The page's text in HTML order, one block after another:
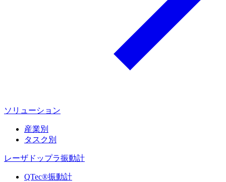
ソリューション
産業別
タスク別
レーザドップラ振動計
QTec®振動計